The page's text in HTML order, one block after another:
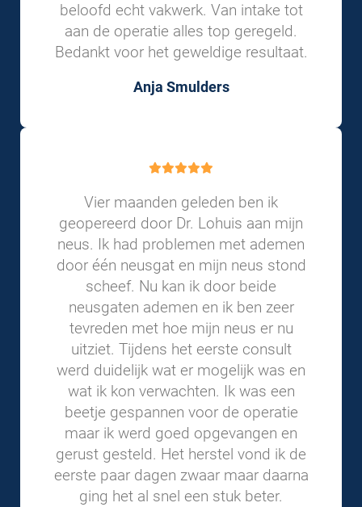
beloofd echt vakwerk. Van intake tot
aan de operatie alles top geregeld.
Bedankt voor het geweldige resultaat.
Anja Smulders
Vier maanden geleden ben ik
geopereerd door Dr. Lohuis aan mijn
neus. Ik had problemen met ademen
door één neusgat en mijn neus stond
scheef. Nu kan ik door beide
neusgaten ademen en ik ben zeer
tevreden met hoe mijn neus er nu
uitziet. Tijdens het eerste consult
werd duidelijk wat er mogelijk was en
wat ik kon verwachten. Ik was een
beetje gespannen voor de operatie
maar ik werd goed opgevangen en
gerust gesteld. Het herstel vond ik de
eerste paar dagen zwaar maar daarna
ging het al snel een stuk beter.